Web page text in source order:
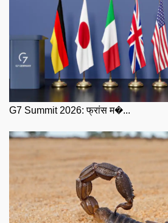
G7 Summit 2026: फ्रांस म�...